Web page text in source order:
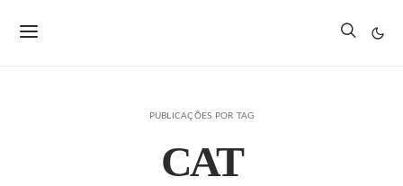
PUBLICAÇÕES POR TAG
CAT